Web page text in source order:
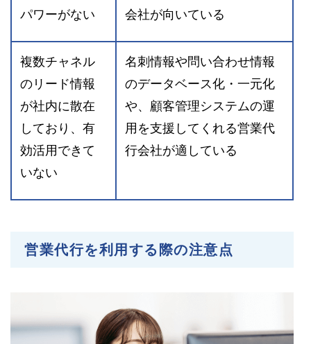
パワーがない
会社が向いている
複数チャネル
のリード情報
が社内に散在
しており、有
効活用できて
いない
名刺情報や問い合わせ情報
のデータベース化・一元化
や、顧客管理システムの運
用を支援してくれる営業代
行会社が適している
営業代行を利用する際の注意点